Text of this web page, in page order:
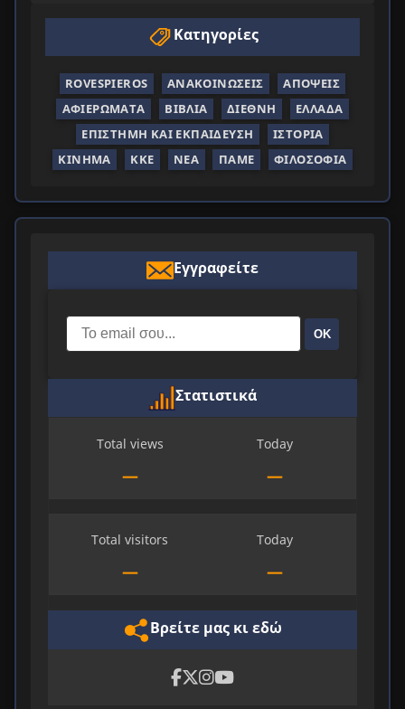
Κατηγορίες
ROVESPIEROS ΑΝΑΚΟΙΝΏΣΕΙΣ
ΑΠΌΨΕΙΣ
ΑΦΙΕΡΏΜΑΤΑ
ΒΙΒΛΊΑ ΔΙΕΘΝΉ
ΕΛΛΆΔΑ
ΕΠΙΣΤΉΜΗ ΚΑΙ ΕΚΠΑΊΔΕΥΣΗ
ΙΣΤΟΡΊΑ
ΚΊΝΗΜΑ
ΚΚΕ ΝΈΑ ΠΑΜΕ ΦΙΛΟΣΟΦΊΑ
Εγγραφείτε
ΟΚ
Στατιστικά
Total views
—
Today
—
Total visitors
—
Today
—
Βρείτε μας κι εδώ